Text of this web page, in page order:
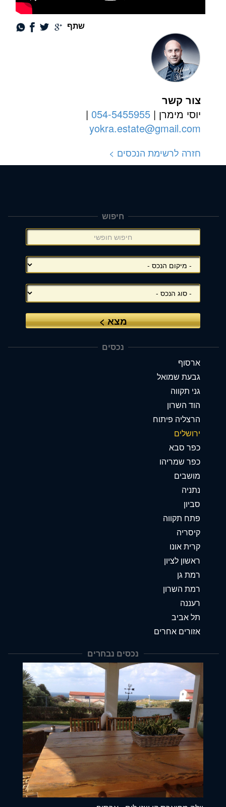
שתף
צור קשר
יוסי מימרן |054-5455955
|
yokra.estate@gmail.com
חזרה לרשימת הנכסים >
תפריט
באפשרותך
ללחוץ
חיפוש
נכסים
ארסוף
גבעת שמואל
גני תקווה
הוד השרון
הרצליה פיתוח
ירושלים
כפר סבא
כפר שמריהו
מושבים
נתניה
סביון
פתח תקווה
קיסריה
קרית אונו
ראשון לציון
רמת גן
רמת השרון
רעננה
תל אביב
אזורים אחרים
נכסים נבחרים